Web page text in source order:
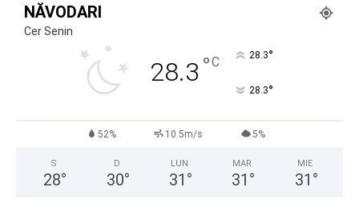
NĂVODARI
Cer Senin
28.3 °C 28.3°
28.3°
52% 10.5m/s 5%
S
28°
D
30°
LUN
31 °
MAR
31 °
MIE
31 °